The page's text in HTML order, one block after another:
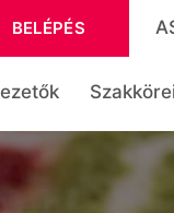
BELÉPÉS